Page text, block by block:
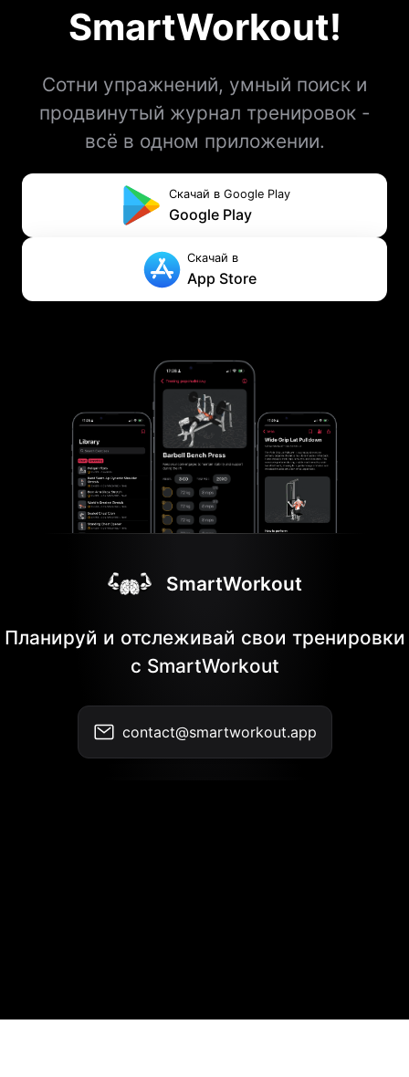
SmartWorkout!
Сотни упражнений, умный поиск и
продвинутый журнал тренировок -
всё в одном приложении.
Скачай в Google Play
Google Play
Скачай в
App Store
SmartWorkout
Планируй и отслеживай свои тренировки
с SmartWorkout
contact@smartworkout.app